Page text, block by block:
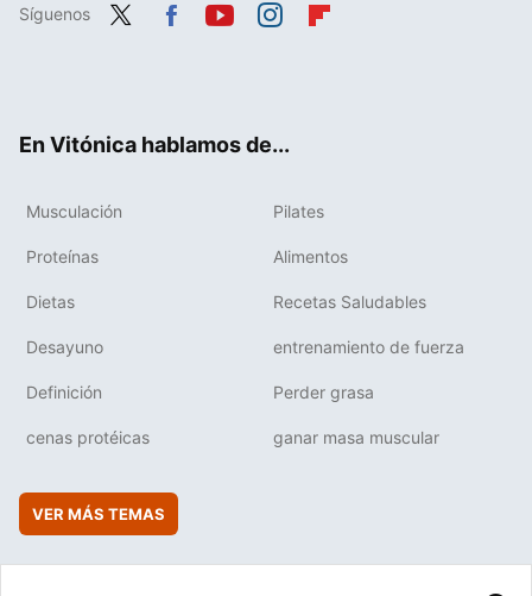
Síguenos
En Vitónica hablamos de...
Musculación Pilates
Proteínas Alimentos
Dietas Recetas Saludables
Desayuno entrenamiento de fuerza
Definición Perder grasa
cenas protéicas ganar masa muscular
VER MÁS TEMAS